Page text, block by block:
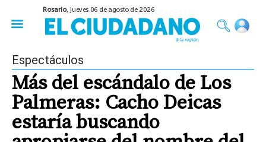
Rosario,jueves 06 de agosto de 2026
Espectáculos
Más del escándalo de Los
Palmeras: Cacho Deicas
estaría buscando